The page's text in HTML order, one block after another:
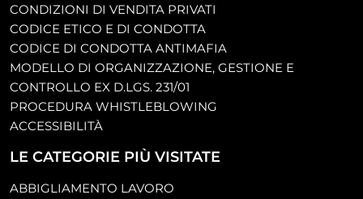
CONDIZIONI DI VENDITA PRIVATI
CODICE ETICO E DI CONDOTTA
CODICE DI CONDOTTA ANTIMAFIA
MODELLO DI ORGANIZZAZIONE, GESTIONE E
CONTROLLO EX D.LGS. 231/01
PROCEDURA WHISTLEBLOWING
ACCESSIBILITÀ
LE CATEGORIE PIÙ VISITATE
ABBIGLIAMENTO LAVORO